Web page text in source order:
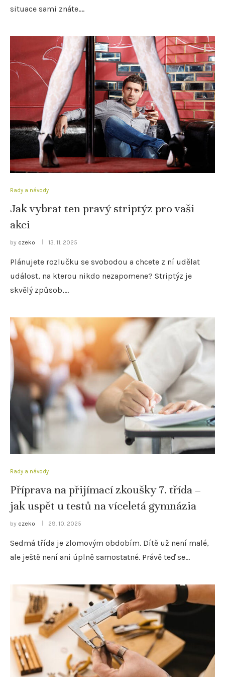
situace sami znáte.…
Rady a návody
Jak vybrat ten pravý striptýz pro vaši
akci
by czeko 13. 11. 2025
Plánujete rozlučku se svobodou a chcete z ní udělat
událost, na kterou nikdo nezapomene? Striptýz je
skvělý způsob,…
Rady a návody
Příprava na přijímací zkoušky 7. třída –
jak uspět u testů na víceletá gymnázia
by czeko 29. 10. 2025
Sedmá třída je zlomovým obdobím. Dítě už není malé,
ale ještě není ani úplně samostatné. Právě teď se…